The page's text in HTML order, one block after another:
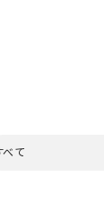
ウス
べて